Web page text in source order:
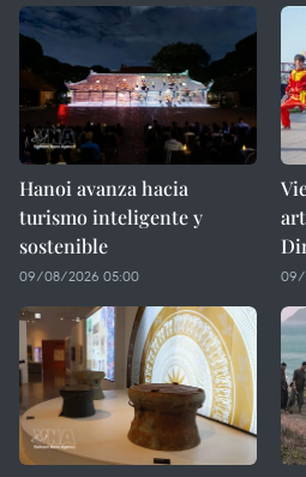
Hanoi avanza hacia
turismo inteligente y
sostenible
09/08/2026 05:00 09/